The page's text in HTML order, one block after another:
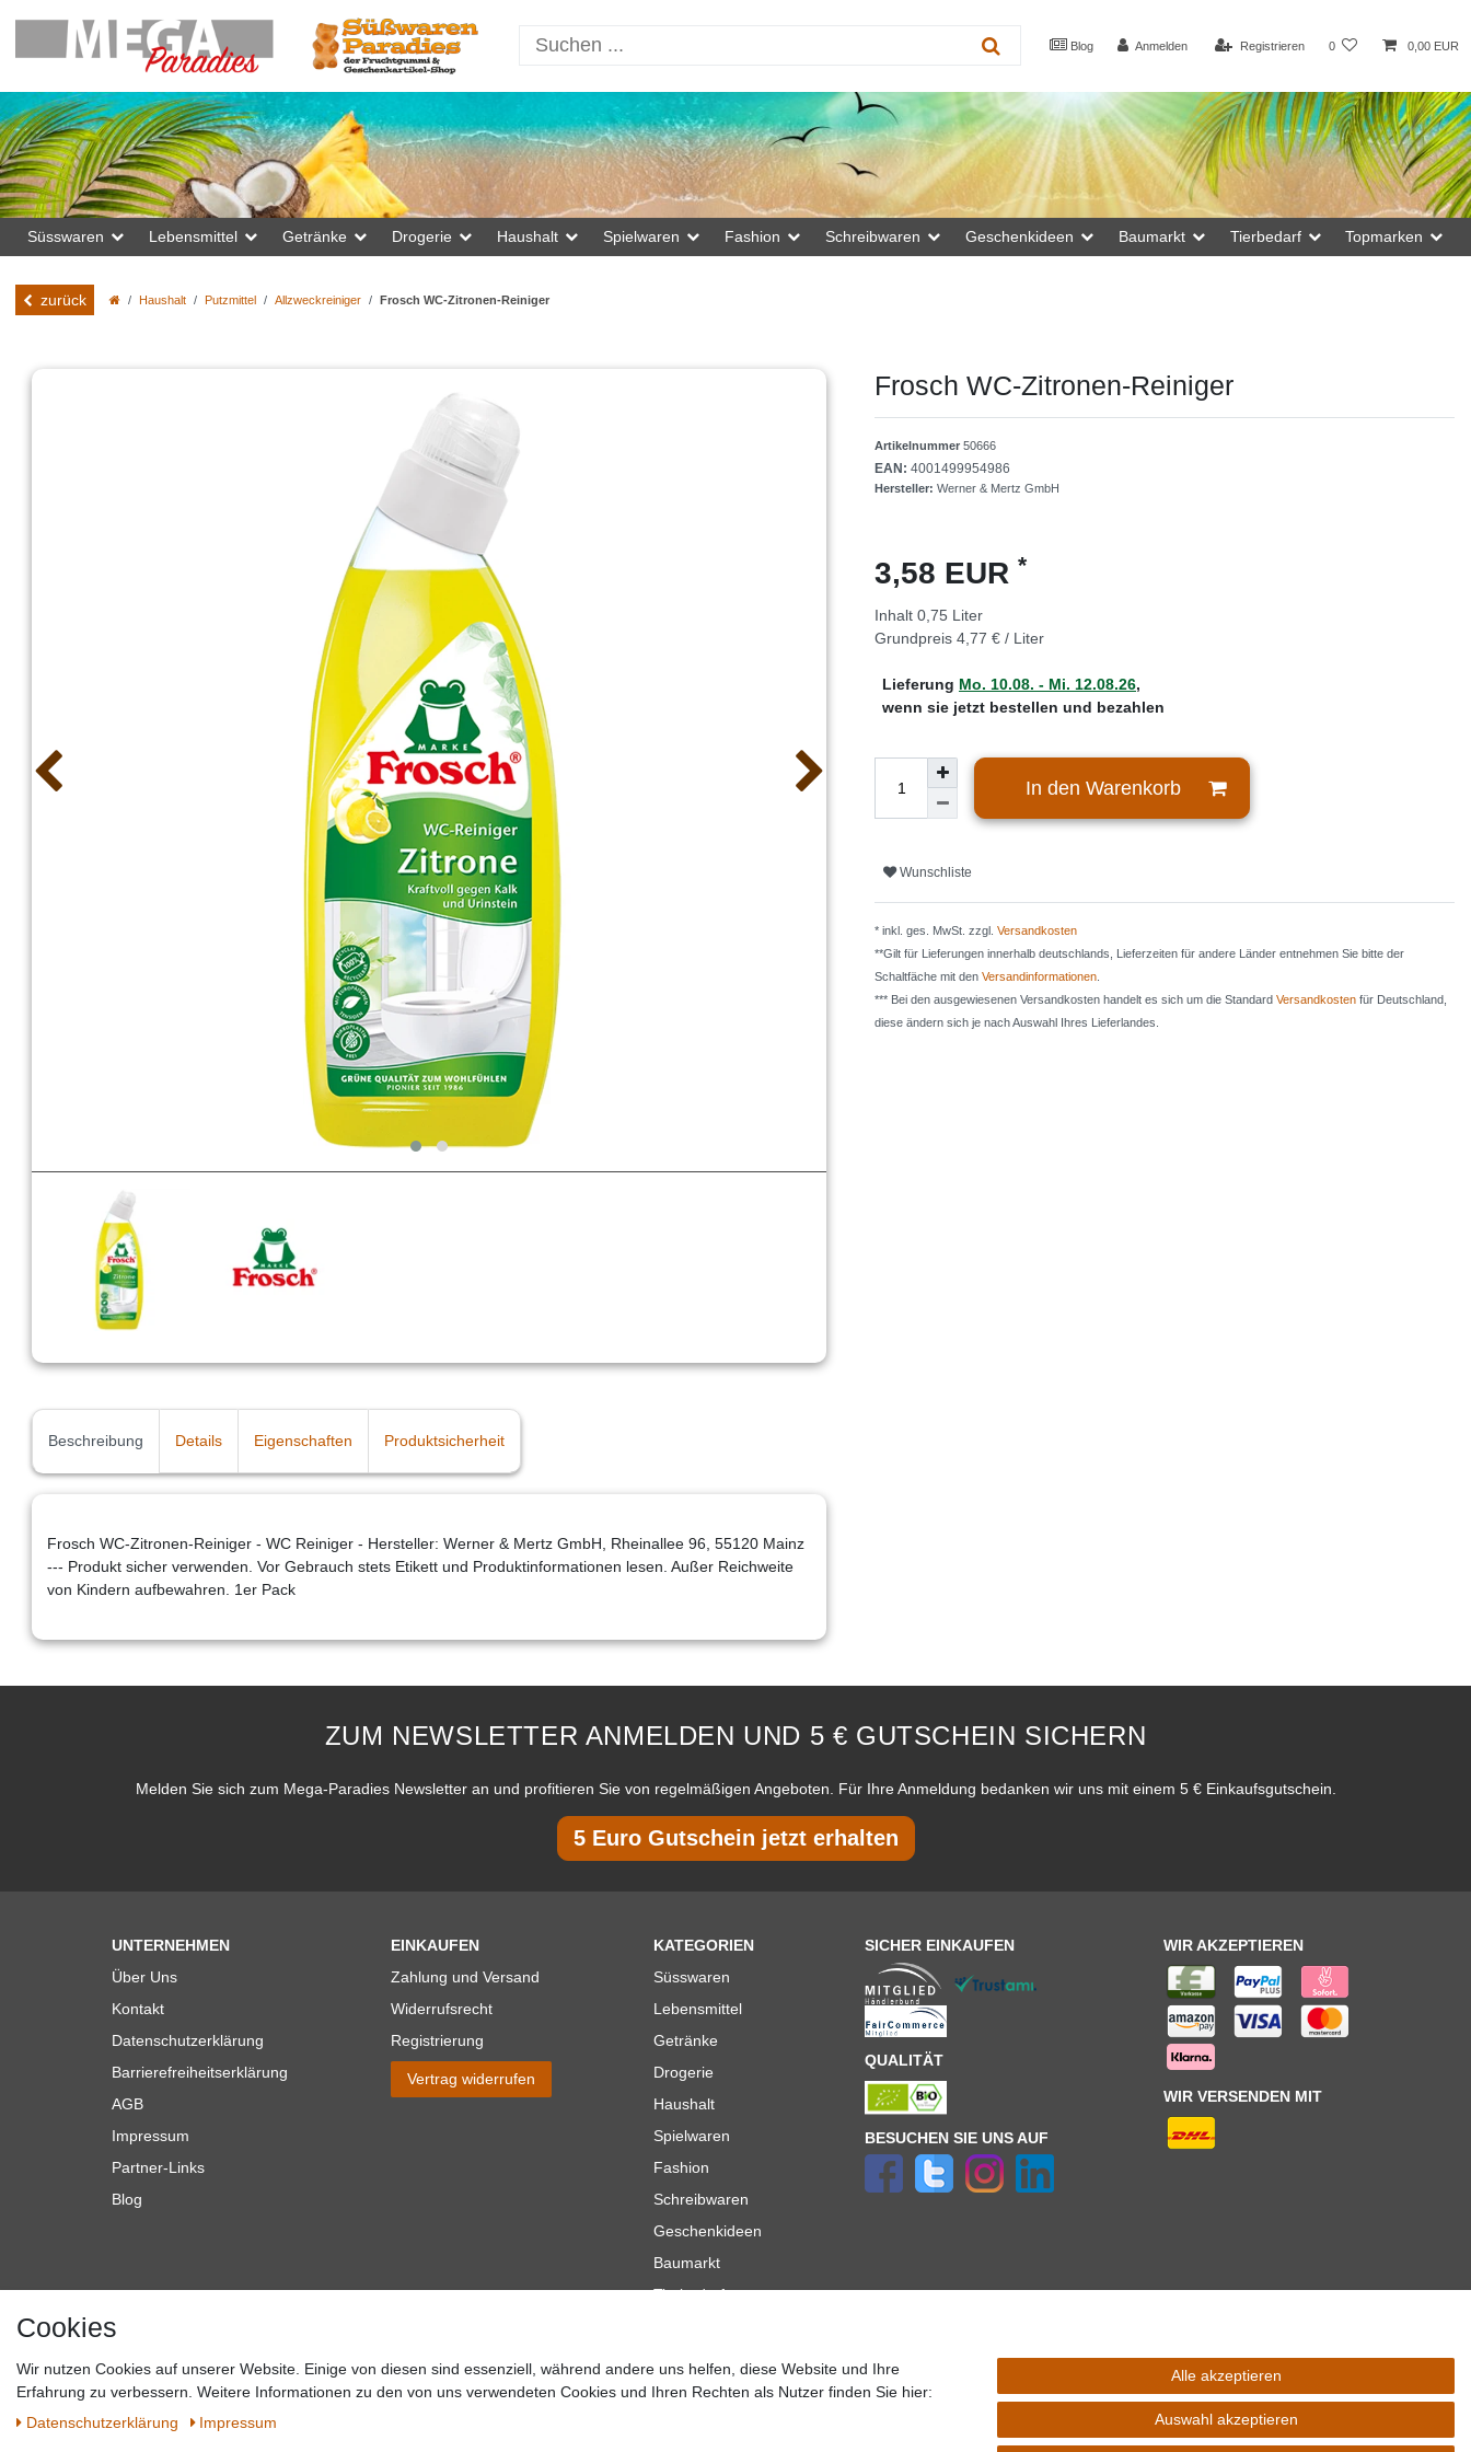
Blog Anmelden Registrieren 0 0,00 EUR
Süsswaren Lebensmittel Getränke Drogerie Haushalt Spielwaren Fashion Schreibwaren Geschenkideen Baumarkt Tierbedarf Topmarken
zurück Haushalt Putzmittel Allzweckreiniger Frosch WC-Zitronen-Reiniger
Frosch WC-Zitronen-Reiniger
Artikelnummer 50666
EAN: 4001499954986
Hersteller: Werner & Mertz GmbH
3,58 EUR *
Inhalt 0,75 Liter
Grundpreis 4,77 € / Liter
Lieferung Mo. 10.08. - Mi. 12.08.26,
wenn sie jetzt bestellen und bezahlen
In den Warenkorb
Wunschliste
* inkl. ges. MwSt. zzgl. Versandkosten
**Gilt für Lieferungen innerhalb deutschlands, Lieferzeiten für andere Länder entnehmen Sie bitte der
Schaltfäche mit den Versandinformationen
*** Bei den ausgewiesenen Versandkosten handelt es sich um die Standard Versandkosten für Deutschland,
diese ändern sich je nach Auswahl Ihres Lieferlandes.
Beschreibung Details Eigenschaften Produktsicherheit
Frosch WC-Zitronen-Reiniger - WC Reiniger - Hersteller: Werner & Mertz GmbH, Rheinallee 96, 55120 Mainz
--- Produkt sicher verwenden. Vor Gebrauch stets Etikett und Produktinformationen lesen. Außer Reichweite
von Kindern aufbewahren. 1er Pack
ZUM NEWSLETTER ANMELDEN UND 5 € GUTSCHEIN SICHERN
Melden Sie sich zum Mega-Paradies Newsletter an und profitieren Sie von regelmäßigen Angeboten. Für Ihre Anmeldung bedanken wir uns mit einem 5 € Einkaufsgutschein.
5 Euro Gutschein jetzt erhalten
UNTERNEHMEN
Über Uns
Kontakt
Datenschutzerklärung
Barrierefreiheitserklärung
AGB
Impressum
Partner-Links
Blog
EINKAUFEN
Zahlung und Versand
Widerrufsrecht
Registrierung
Vertrag widerrufen
KATEGORIEN
Süsswaren
Lebensmittel
Getränke
Drogerie
Haushalt
Spielwaren
Fashion
Schreibwaren
Geschenkideen
Baumarkt
Tierbedarf
SICHER EINKAUFEN
QUALITÄT
BESUCHEN SIE UNS AUF
WIR AKZEPTIEREN
WIR VERSENDEN MIT
*Alle Preise verstehen sich inkl. MwSt. zzgl. Versandkosten. **Gilt für Lieferungen innerhalb deutschlands, Lieferzeiten für andere Länder entnehmen Sie bitte der Schaltfäche mit den Versandinformationen . *** Bei den ausgewiesenen
für Deutschland, diese ändern sich je nach Auswahl Ihres Lieferlandes.
Cookies
Wir nutzen Cookies auf unserer Website. Einige von diesen sind essenziell, während andere uns helfen, diese Website und Ihre
Erfahrung zu verbessern. Weitere Informationen zu den von uns verwendeten Cookies und Ihren Rechten als Nutzer finden Sie hier:
Daten­schutz­erklärung
Impressum
Alle akzeptieren
Auswahl akzeptieren